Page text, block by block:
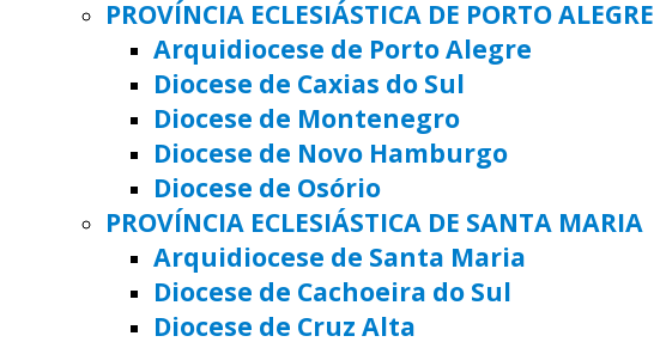
PROVÍNCIA ECLESIÁSTICA DE PORTO ALEGRE
Arquidiocese de Porto Alegre
Diocese de Caxias do Sul
Diocese de Montenegro
Diocese de Novo Hamburgo
Diocese de Osório
PROVÍNCIA ECLESIÁSTICA DE SANTA MARIA
Arquidiocese de Santa Maria
Diocese de Cachoeira do Sul
Diocese de Cruz Alta